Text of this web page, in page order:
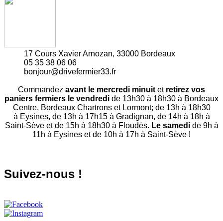
17 Cours Xavier Arnozan, 33000 Bordeaux
05 35 38 06 06
bonjour@drivefermier33.fr
Commandez avant le mercredi minuit et retirez vos
paniers fermiers le vendredi de 13h30 à 18h30 à Bordeaux
Centre, Bordeaux Chartrons et Lormont; de 13h à 18h30
à Eysines, de 13h à 17h15 à Gradignan, de 14h à 18h à
Saint-Sève et de 15h à 18h30 à Floudès. Le samedi de 9h à
11h à Eysines et de 10h à 17h à Saint-Sève !
Suivez-nous !